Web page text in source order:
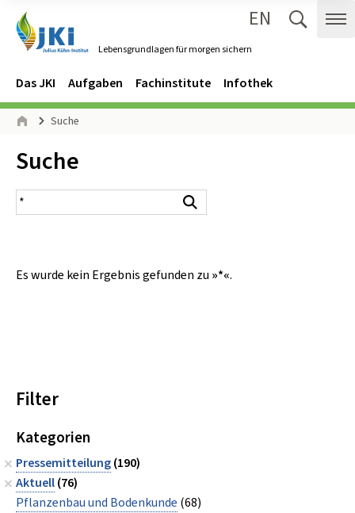
Lebensgrundlagen für morgen sichern
EN
Navigation
Hauptmenü
Das JKI Aufgaben Fachinstitute Infothek
Seitenpfad
Suche
Inhalt:
Suche
Suchergebnis
Es wurde kein Ergebnis gefunden zu »*«.
Filter
Kategorien
Pressemitteilung(190)
Aktuell(76)
Pflanzenbau und Bodenkunde (68)